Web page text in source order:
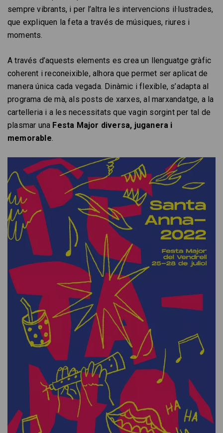
sempre vibrants, i per l’altra les intervencions il·lustrades,
que expliquen la feta a través de músiques, riures i
moments.
A través d’aquests elements es crea un llenguatge gràfic
coherent i reconeixible, alhora que permet ser aplicat de
manera única cada vegada. Dinàmic i flexible, s’adapta al
programa de mà, als posts de xarxes, al marxandatge, a la
cartelleria i a les necessitats que vagin sorgint per tal de
plasmar una Festa Major diversa, juganera i
memorable.